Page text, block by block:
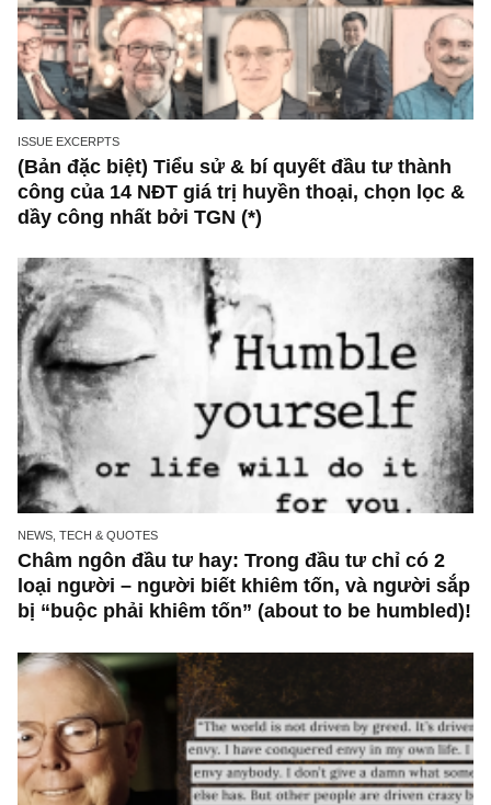
ISSUE EXCERPTS
Ấn phẩm Kỳ 76 (Bản cắt)
ISSUE EXCERPTS
(Bản đặc biệt) Tiểu sử & bí quyết đầu tư
công của 14 NĐT giá trị huyền thoại, chọn
dầy công nhất bởi TGN (*)